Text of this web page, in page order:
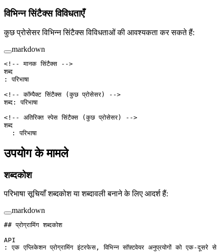
विभिन्न सिंटैक्स विविधताएँ
कुछ प्रोसेसर विभिन्न सिंटैक्स विविधताओं की आवश्यकता कर सकते हैं:
markdown
<!-- मानक सिंटैक्स -->
शब्द
: परिभाषा
<!-- कॉम्पैक्ट सिंटैक्स (कुछ प्रोसेसर) -->
शब्द: परिभाषा
<!-- अतिरिक्त स्पेस सिंटैक्स (कुछ प्रोसेसर) -->
शब्द
  : परिभाषा
उपयोग के मामले
शब्दकोश
परिभाषा सूचियाँ शब्दकोश या शब्दावली बनाने के लिए आदर्श हैं:
markdown
## प्रोग्रामिंग शब्दकोश
API
: एक एप्लिकेशन प्रोग्रामिंग इंटरफेस, विभिन्न सॉफ़्टवेयर अनुप्रयोगों को एक-